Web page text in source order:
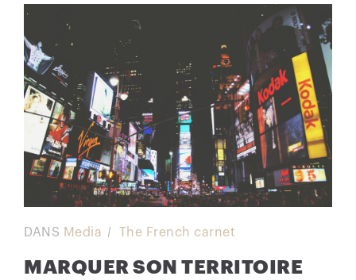
DANS Media The French carnet
MARQUER SON TERRITOIRE